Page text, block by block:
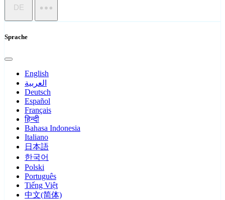
DE
Sprache
English
العربية
Deutsch
Español
Français
हिन्दी
Bahasa Indonesia
Italiano
日本語
한국어
Polski
Português
Tiếng Việt
中文(简体)